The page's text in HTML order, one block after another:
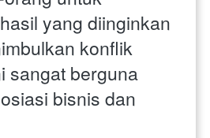
yang diinginkan
konflik
sangat berguna
bisnis dan